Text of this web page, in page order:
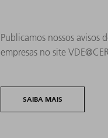
Publicamos nossos avisos
empresas no site
SAIBA MAIS